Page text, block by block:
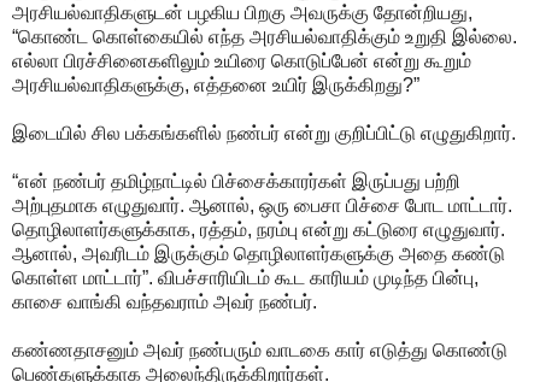
அரசியல்வாதிகளுடன் பழகிய பிறகு அவருக்கு தோன்றியது,
“கொண்ட கொள்கையில் எந்த அரசியல்வாதிக்கும் உறுதி இல்லை.
எல்லா பிரச்சினைகளிலும் உயிரை கொடுப்பேன் என்று கூறும்
அரசியல்வாதிகளுக்கு, எத்தனை உயிர் இருக்கிறது?”
இடையில் சில பக்கங்களில் நண்பர் என்று குறிப்பிட்டு எழுதுகிறார்.
“என் நண்பர் தமிழ்நாட்டில் பிச்சைக்காரர்கள் இருப்பது பற்றி
அற்புதமாக எழுதுவார். ஆனால், ஒரு பைசா பிச்சை போட மாட்டார்.
தொழிலாளர்களுக்காக, ரத்தம், நரம்பு என்று கட்டுரை எழுதுவார்.
ஆனால், அவரிடம் இருக்கும் தொழிலாளர்களுக்கு அதை கண்டு
கொள்ள மாட்டார்”. விபச்சாரியிடம் கூட காரியம் முடிந்த பின்பு,
காசை வாங்கி வந்தவராம் அவர் நண்பர்.
கண்ணதாசனும் அவர் நண்பரும் வாடகை கார் எடுத்து கொண்டு
பெண்களுக்காக அலைந்திருக்கிறார்கள்.